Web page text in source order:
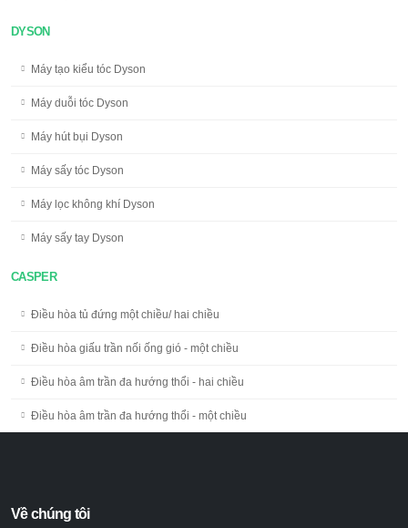
DYSON
Máy tạo kiểu tóc Dyson
Máy duỗi tóc Dyson
Máy hút bụi Dyson
Máy sấy tóc Dyson
Máy lọc không khí Dyson
Máy sấy tay Dyson
CASPER
Điều hòa tủ đứng một chiều/ hai chiều
Điều hòa giấu trần nối ống gió - một chiều
Điều hòa âm trần đa hướng thổi - hai chiều
Điều hòa âm trần đa hướng thổi - một chiều
Về chúng tôi